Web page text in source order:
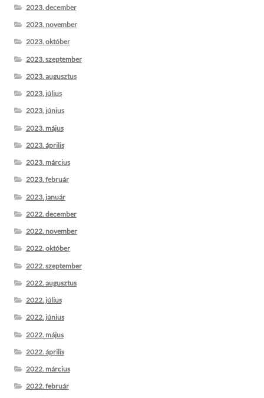
2023. december
2023. november
2023. október
2023. szeptember
2023. augusztus
2023. július
2023. június
2023. május
2023. április
2023. március
2023. február
2023. január
2022. december
2022. november
2022. október
2022. szeptember
2022. augusztus
2022. július
2022. június
2022. május
2022. április
2022. március
2022. február